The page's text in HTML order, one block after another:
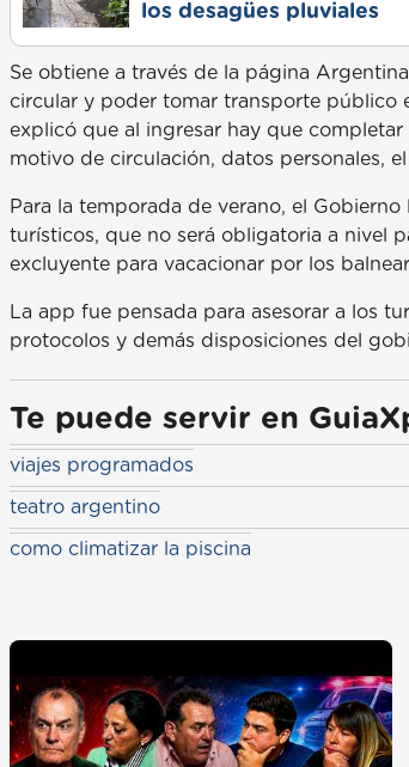
los desagües pluviales
Se obtiene a través de la página
circular y poder tomar transporte público
explicó que al ingresar hay que
motivo de circulación, datos personales,
Para la temporada de verano, el
turísticos, que no será obligatoria a nivel
excluyente para vacacionar por los
La app fue pensada para asesorar a los
protocolos y demás disposiciones del
Te puede servir en
viajes programados
teatro argentino
como climatizar la piscina